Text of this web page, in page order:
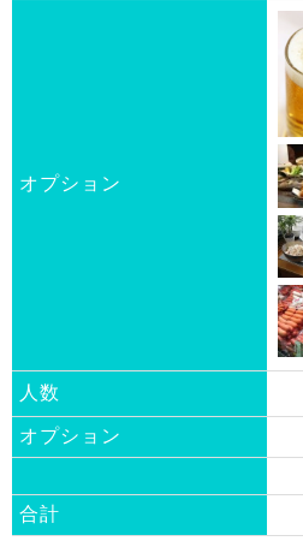
オプション
人数
オプション
合計